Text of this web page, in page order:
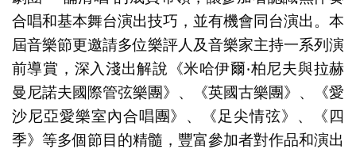
合唱和基本舞台演出技巧，並有機會同台演出。本
屆音樂節更邀請多位樂評人及音樂家主持一系列演
前導賞，深入淺出解說《米哈伊爾‧柏尼夫與拉赫
曼尼諾夫國際管弦樂團》、《英國古樂團》、《愛
沙尼亞愛樂室內合唱團》、《足尖情弦》、《四
季》等多個節目的精髓，豐富參加者對作品和演出